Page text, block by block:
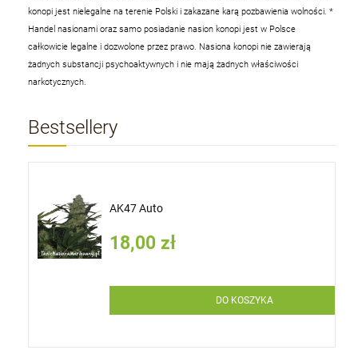
konopi jest nielegalne na terenie Polski i zakazane karą pozbawienia wolności. *
Handel nasionami oraz samo posiadanie nasion konopi jest w Polsce
całkowicie legalne i dozwolone przez prawo. Nasiona konopi nie zawierają
żadnych substancji psychoaktywnych i nie mają żadnych właściwości
narkotycznych.
Bestsellery
AK47 Auto
18,00 zł
DO KOSZYKA